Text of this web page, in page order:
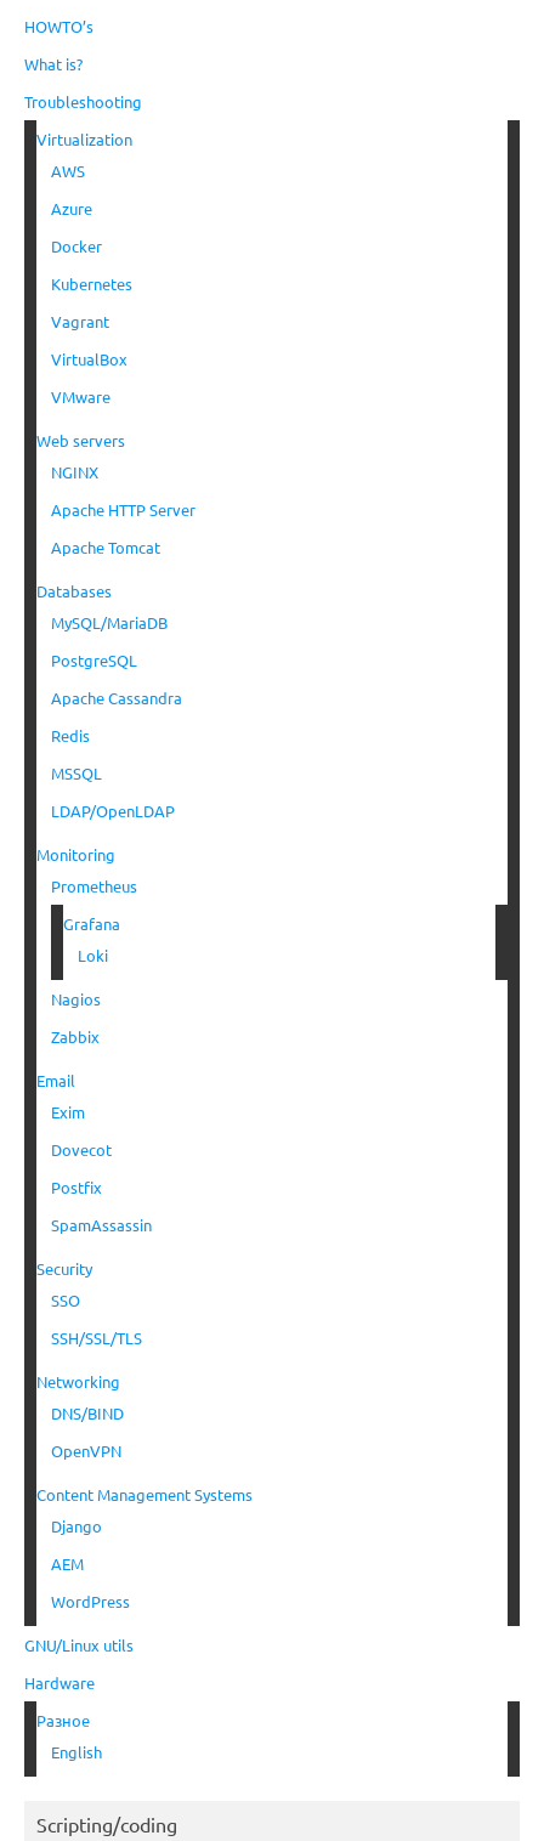
HOWTO’s
What is?
Troubleshooting
Virtualization
AWS
Azure
Docker
Kubernetes
Vagrant
VirtualBox
VMware
Web servers
NGINX
Apache HTTP Server
Apache Tomcat
Databases
MySQL/MariaDB
PostgreSQL
Apache Cassandra
Redis
MSSQL
LDAP/OpenLDAP
Monitoring
Prometheus
Grafana
Loki
Nagios
Zabbix
Email
Exim
Dovecot
Postfix
SpamAssassin
Security
SSO
SSH/SSL/TLS
Networking
DNS/BIND
OpenVPN
Content Management Systems
Django
AEM
WordPress
GNU/Linux utils
Hardware
Разное
English
Scripting/coding